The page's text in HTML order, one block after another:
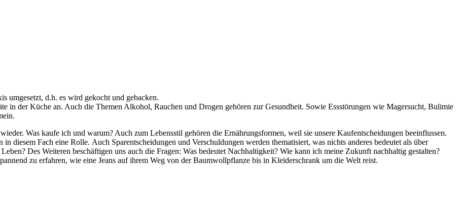
umgesetzt, d.h. es wird gekocht und gebacken.
in der Küche an. Auch die Themen Alkohol, Rauchen und Drogen gehören zur Gesundheit. Sowie Essstörungen wie Magersucht, Bulimie
Was kaufe ich und warum? Auch zum Lebensstil gehören die Ernährungsformen, weil sie unsere Kaufentscheidungen beeinflussen.
diesem Fach eine Rolle. Auch Sparentscheidungen und Verschuldungen werden thematisiert, was nichts anderes bedeutet als über
Des Weiteren beschäftigen uns auch die Fragen: Was bedeutet Nachhaltigkeit? Wie kann ich meine Zukunft nachhaltig gestalten?
zu erfahren, wie eine Jeans auf ihrem Weg von der Baumwollpflanze bis in Kleiderschrank um die Welt reist.